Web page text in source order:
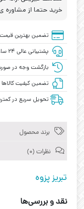
خرید حتما از
تضمین بهترین قیمت
پشتیبانی عالی ۲۴ ساعته، ۷ روز هفته
بازگشت وجه در
تضمین کیفیت کالاها
تحویل سریع در
برند محصول
نظرات (0)
تبریز پزوه
نقد و بررسی‌ها